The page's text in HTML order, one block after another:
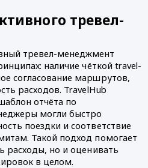
тревел-
тревел-менеджмент
наличие чёткой travel-
согласование маршрутов,
расходов. TravelHub
отчёта по
могли быстро
поездки и соответствие
Такой подход помогает
расходы, но и оценивать
в целом.